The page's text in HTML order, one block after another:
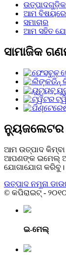
ଉତ୍ପାଦଗୁଡ଼ିକ
ଆମ ବିଷୟରେ
ସମାଚାର
ଆମ ସହିତ
ସାମାଜିକ
ନ୍ୟୁଜଲେଟର
ଆମ ଉତ୍ପାଦ କିମ୍ବା
ଆପଣଙ୍କ ଇମେଲ୍
ଯୋଗାଯୋଗ କରିବୁ।
ଉତ୍ପାଦ ନମୁନା
© କପିରାଇଟ୍ -
ଇ-ମେଲ୍